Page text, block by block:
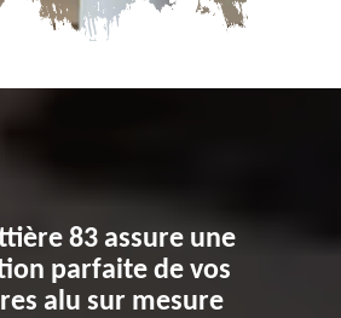
83 assure une
parfaite de vos
alu sur mesure